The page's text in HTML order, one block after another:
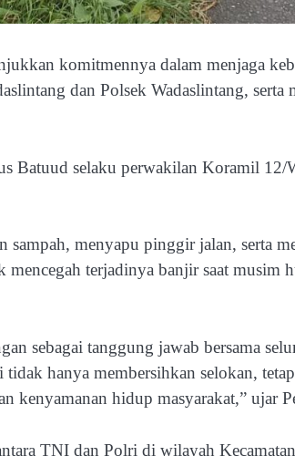
komitmennya dalam menjaga
dan Polsek Wadaslintang, serta
selaku perwakilan Koramil 12/
menyapu pinggir jalan, serta
terjadinya banjir saat musim
sebagai tanggung jawab bersama
hanya membersihkan selokan,
kenyamanan hidup masyarakat,” ujar
TNI dan Polri di wilayah